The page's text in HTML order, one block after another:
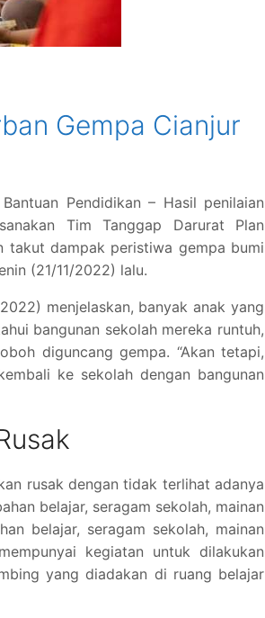
Gempa Cianjur
Pendidikan – Hasil penilaian
Tim Tanggap Darurat Plan
takut dampak peristiwa gempa bumi
(21/11/2022) lalu.
menjelaskan, banyak anak yang
bangunan sekolah mereka runtuh,
diguncang gempa. “Akan tetapi,
ke sekolah dengan bangunan
rusak dengan tidak terlihat adanya
belajar, seragam sekolah, mainan
belajar, seragam sekolah, mainan
kegiatan untuk dilakukan
yang diadakan di ruang belajar